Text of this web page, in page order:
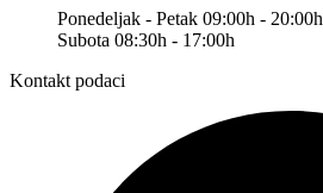
Ponedeljak - Petak 09:00h - 20:00h
Subota 08:30h - 17:00h
Kontakt podaci